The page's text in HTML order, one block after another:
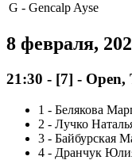
G - Gencalp Ayse
8 февраля,
21:30 - [7] -
1 - Белякова
2 - Лучко
3 - Байбурская
4 - Дранчук